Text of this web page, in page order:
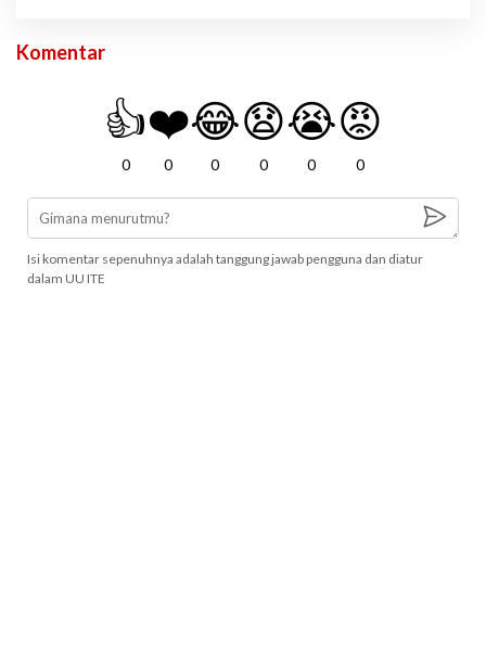
Komentar
👍
0
❤️
0
😂
0
😧
0
😭
0
😡
0
Isi komentar sepenuhnya adalah tanggung jawab pengguna dan diatur
dalam UU ITE